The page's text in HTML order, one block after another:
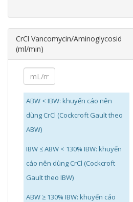
CrCl Vancomycin/Aminoglycosid
(ml/min)
ABW < IBW: khuyến cáo nên
dùng CrCl (Cockcroft Gault theo
ABW)
IBW ≤ ABW < 130% IBW: khuyến
cáo nên dùng CrCl (Cockcroft
Gault theo IBW)
ABW ≥ 130% IBW: khuyến cáo